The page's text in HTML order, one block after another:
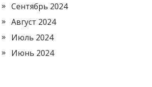
Сентябрь 2024
Август 2024
Июль 2024
Июнь 2024